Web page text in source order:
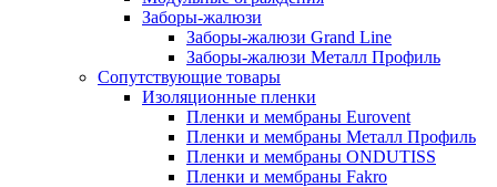
Заборы-жалюзи
Заборы-жалюзи Grand Line
Заборы-жалюзи Металл Профиль
Сопутствующие товары
Изоляционные пленки
Пленки и мембраны Eurovent
Пленки и мембраны Металл Профиль
Пленки и мембраны ONDUTISS
Пленки и мембраны Fakro